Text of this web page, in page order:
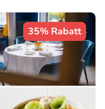
35% Rabatt